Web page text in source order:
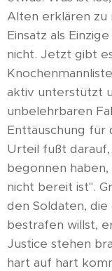
Alten erklären zu
Einsatz als
nicht. Jetzt gibt
aktiv unterstützt
unbelehrbaren
Enttäuschung für
Urteil fußt darauf,
begonnen
nicht bereit ist".
den Soldaten,
bestrafen willst,
Justice stehen
hart auf hart